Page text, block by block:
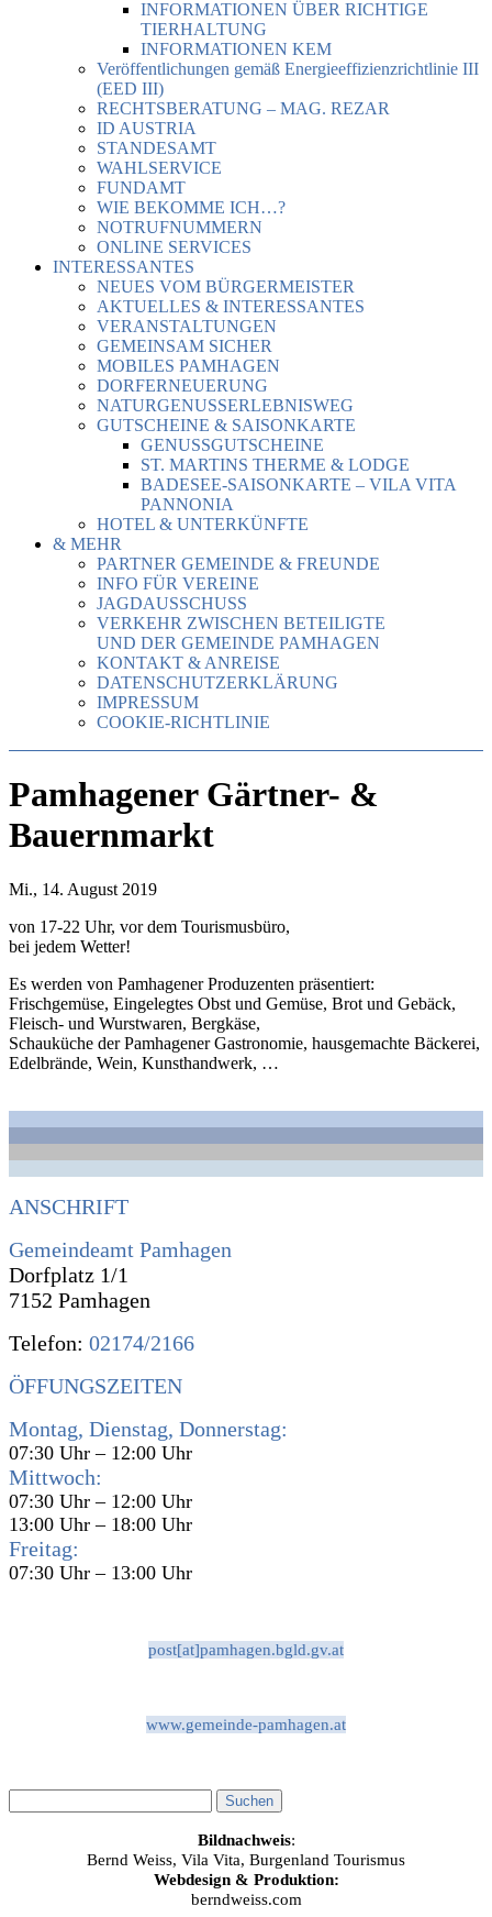
INFORMATIONEN ÜBER RICHTIGE
TIERHALTUNG
INFORMATIONEN KEM
Veröffentlichungen gemäß Energieeffizienzrichtlinie III
(EED III)
RECHTSBERATUNG – MAG. REZAR
ID AUSTRIA
STANDESAMT
WAHLSERVICE
FUNDAMT
WIE BEKOMME ICH…?
NOTRUFNUMMERN
ONLINE SERVICES
INTERESSANTES
NEUES VOM BÜRGERMEISTER
AKTUELLES & INTERESSANTES
VERANSTALTUNGEN
GEMEINSAM SICHER
MOBILES PAMHAGEN
DORFERNEUERUNG
NATURGENUSSERLEBNISWEG
GUTSCHEINE & SAISONKARTE
GENUSSGUTSCHEINE
ST. MARTINS THERME & LODGE
BADESEE-SAISONKARTE – VILA VITA
PANNONIA
HOTEL & UNTERKÜNFTE
& MEHR
PARTNER GEMEINDE & FREUNDE
INFO FÜR VEREINE
JAGDAUSSCHUSS
VERKEHR ZWISCHEN BETEILIGTE
UND DER GEMEINDE PAMHAGEN
KONTAKT & ANREISE
DATENSCHUTZERKLÄRUNG
IMPRESSUM
COOKIE-RICHTLINIE
Pamhagener Gärtner- &
Bauernmarkt
Mi., 14. August 2019
von 17-22 Uhr, vor dem Tourismusbüro,
bei jedem Wetter!
Es werden von Pamhagener Produzenten präsentiert:
Frischgemüse, Eingelegtes Obst und Gemüse, Brot und Gebäck,
Fleisch- und Wurstwaren, Bergkäse,
Schauküche der Pamhagener Gastronomie, hausgemachte Bäckerei,
Edelbrände, Wein, Kunsthandwerk, …
ANSCHRIFT
Gemeindeamt Pamhagen
Dorfplatz 1/1
7152 Pamhagen
Telefon: 02174/2166
ÖFFUNGSZEITEN
Montag, Dienstag, Donnerstag:
07:30 Uhr – 12:00 Uhr
Mittwoch:
07:30 Uhr – 12:00 Uhr
13:00 Uhr – 18:00 Uhr
Freitag:
07:30 Uhr – 13:00 Uhr
post[at]pamhagen.bgld.gv.at
www.gemeinde-pamhagen.at
Bildnachweis:
Bernd Weiss, Vila Vita, Burgenland Tourismus
Webdesign & Produktion:
berndweiss.com